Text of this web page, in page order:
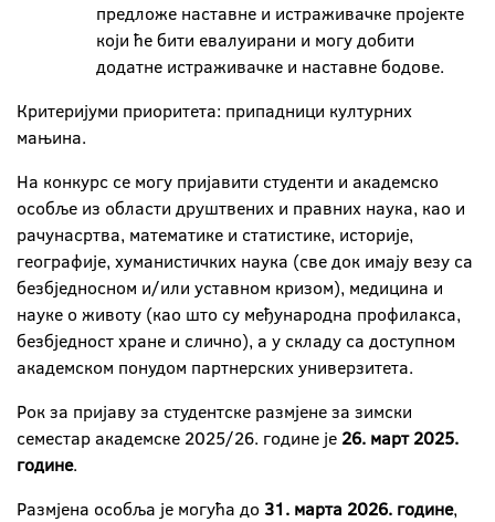
предложе наставне и истраживачке пројекте
који ће бити евалуирани и могу добити
додатне истраживачке и наставне бодове.
Критеријуми приоритета: припадници културних
мањина.
На конкурс се могу пријавити студенти и академско
особље из области друштвених и правних наука, као и
рачунасртва, математике и статистике, историје,
географије, хуманистичких наука (све док имају везу са
безбједносном и/или уставном кризом), медицина и
науке о животу (као што су међународна профилакса,
безбједност хране и слично), а у складу са доступном
академском понудом партнерских универзитета.
Рок за пријаву за студентске размјене за зимски
семестар академске 2025/26. године је 26. март 2025.
године.
Размјена особља је могућа до 31. марта 2026. године,